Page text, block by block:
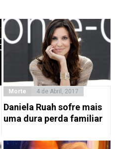
Morte 4 de Abril, 2017
Daniela Ruah sofre mais
uma dura perda familiar